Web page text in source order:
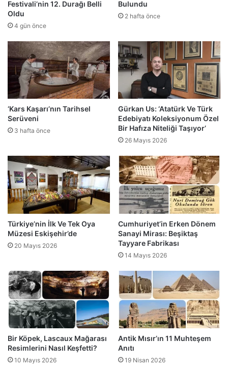
Festivali’nin 12. Durağı Belli
Oldu
4 gün önce
Bulundu
2 hafta önce
‘Kars Kaşarı’nın Tarihsel
Serüveni
3 hafta önce
Gürkan Us: ‘Atatürk Ve Türk
Edebiyatı Koleksiyonum Özel
Bir Hafıza Niteliği Taşıyor’
26 Mayıs 2026
Türkiye’nin İlk Ve Tek Oya
Müzesi Eskişehir’de
20 Mayıs 2026
Cumhuriyet’in Erken Dönem
Sanayi Mirası: Beşiktaş
Tayyare Fabrikası
14 Mayıs 2026
Bir Köpek, Lascaux Mağarası
Resimlerini Nasıl Keşfetti?
10 Mayıs 2026
Antik Mısır’ın 11 Muhteşem
Anıtı
19 Nisan 2026